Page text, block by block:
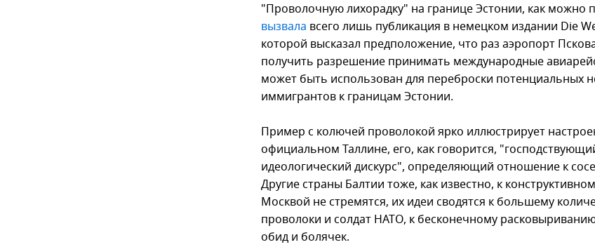
"Проволочную лихорадку" на границе Эстонии, как можно
вызвала всего лишь публикация в немецком издании Die
которой высказал предположение, что раз аэропорт
получить разрешение принимать международные
может быть использован для переброски потенциальных
иммигрантов к границам Эстонии.
Пример с колючей проволокой ярко иллюстрирует
официальном Таллине, его, как говорится,
идеологический дискурс", определяющий отношение к
Другие страны Балтии тоже, как известно, к
Москвой не стремятся, их идеи сводятся к большему
проволоки и солдат НАТО, к бесконечному
обид и болячек.